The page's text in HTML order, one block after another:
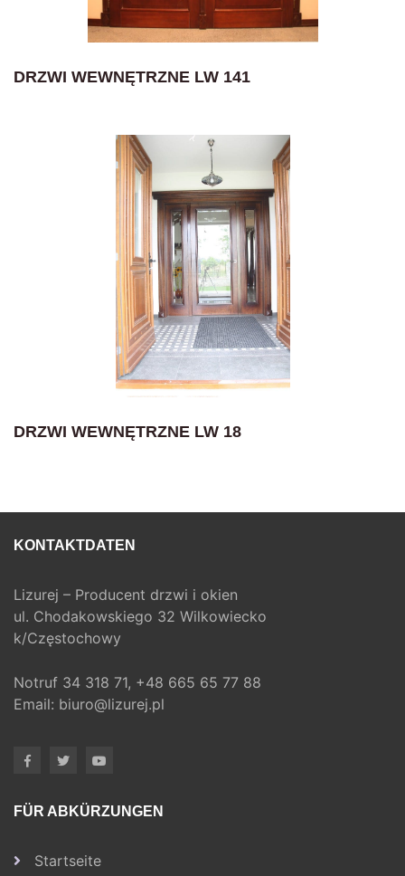
DRZWI WEWNĘTRZNE LW 141
DRZWI WEWNĘTRZNE LW 18
KONTAKTDATEN
Lizurej – Producent drzwi i okien
ul. Chodakowskiego 32 Wilkowiecko
k/Częstochowy
Notruf 34 318 71, +48 665 65 77 88
Email: biuro@lizurej.pl
FÜR ABKÜRZUNGEN
Startseite